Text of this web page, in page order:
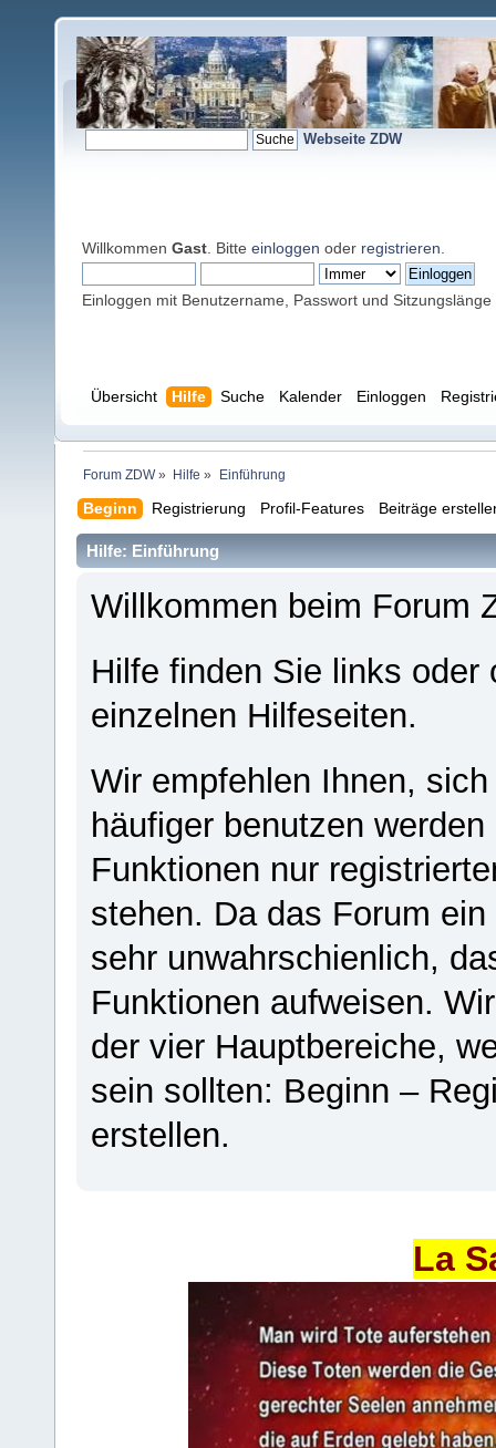
Webseite ZDW
Willkommen Gast . Bitte einloggen oder registrieren
Einloggen mit Benutzername, Passwort und Sitzungslänge
Übersicht Hilfe Suche Kalender Einloggen
Forum ZDW» Hilfe » Einführung
Beginn Registrierung Profil-Features Beiträge
Hilfe: Einführung
Willkommen beim Forum
Hilfe finden Sie links
einzelnen Hilfeseiten.
Wir empfehlen Ihnen,
häufiger benutzen
Funktionen nur
stehen. Da das Forum
sehr unwahrschienlich,
Funktionen aufweisen.
der vier Hauptbereiche,
sein sollten: Beginn –
erstellen.
La